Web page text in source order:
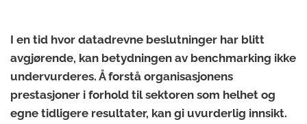
I en tid hvor datadrevne beslutninger har blitt
avgjørende, kan betydningen av benchmarking ikke
undervurderes. Å forstå organisasjonens
prestasjoner i forhold til sektoren som helhet og
egne tidligere resultater, kan gi uvurderlig innsikt.